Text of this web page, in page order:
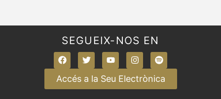
SEGUEIX-NOS EN
Accés a la Seu Electrònica